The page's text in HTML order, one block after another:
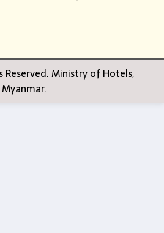
Reserved. Ministry of Hotels,